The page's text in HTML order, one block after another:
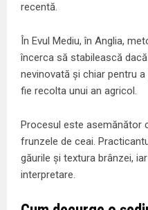
recentă.
În Evul Mediu, în Anglia,
încerca să stabilească
nevinovată și chiar pentru
fie recolta unui an agricol.
Procesul este asemănător
frunzele de ceai.
găurile și textura brânzei,
interpretare.